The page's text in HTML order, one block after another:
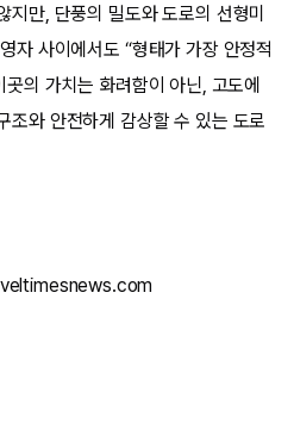
만, 단풍의 밀도와 도로의 선형미
자 사이에서도 “형태가 가장 안정적
의 가치는 화려함이 아닌, 고도에
조와 안전하게 감상할 수 있는 도로